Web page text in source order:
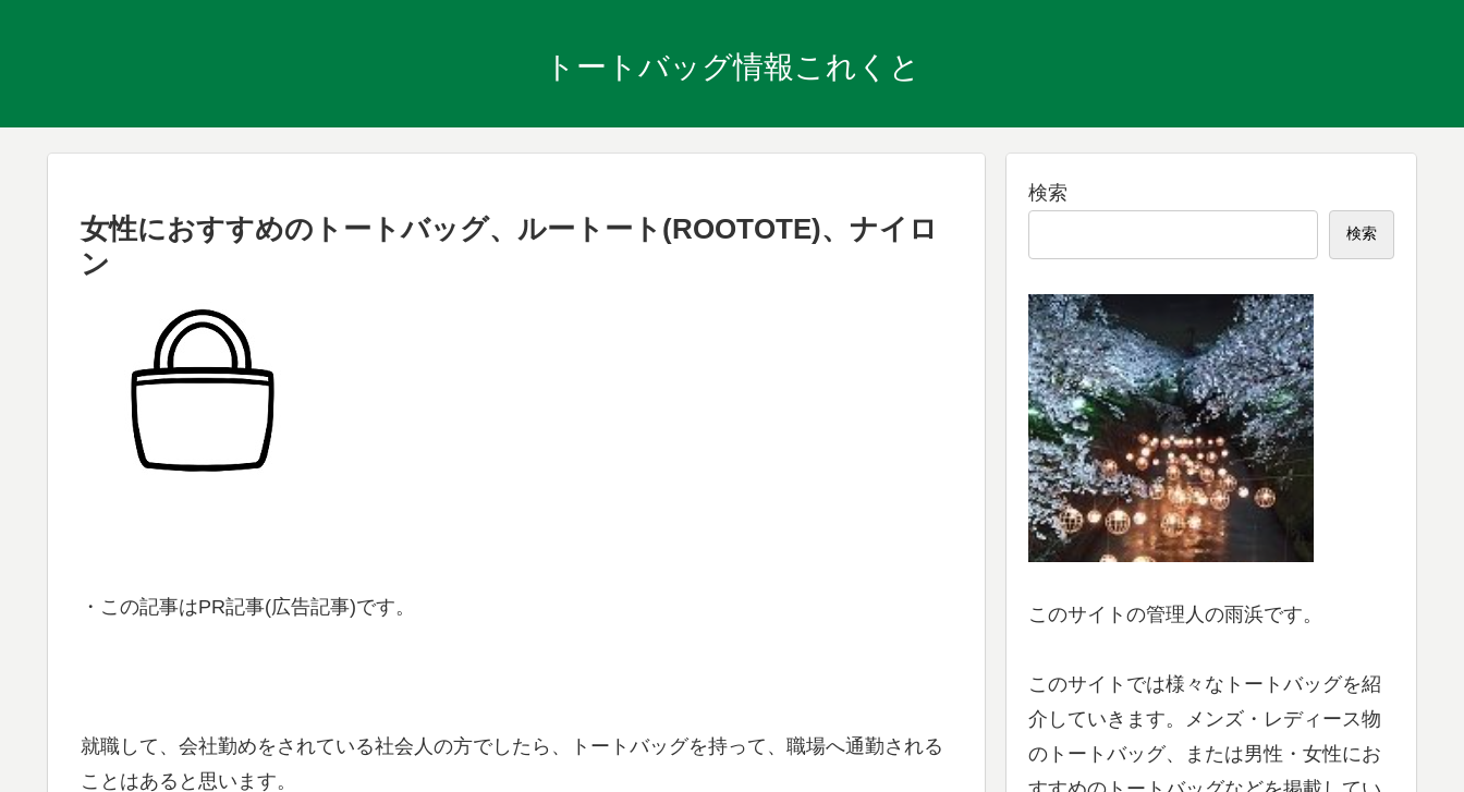
トートバッグ情報これくと
女性におすすめのトートバッグ、ルートート(ROOTOTE)、ナイロ
ン
・この記事はPR記事(広告記事)です。
就職して、会社勤めをされている社会人の方でしたら、トートバッグを持って、職場へ通勤される
ことはあると思います。
検索
検索
このサイトの管理人の雨浜です。
このサイトでは様々なトートバッグを紹
介していきます。メンズ・レディース物
のトートバッグ、または男性・女性にお